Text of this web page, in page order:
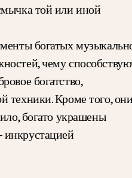
той или иной
богатых
чему
богатство,
техники. Кроме того,
богато украшены